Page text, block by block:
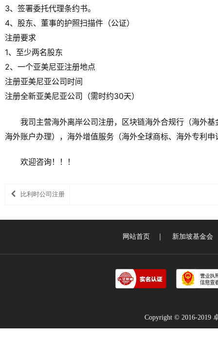
3、签署委托代理条约书。
4、股东、董事的护照扫描件（公证）
注册要求
1、至少两名股东
2、一个亚美尼亚注册地点
注册亚美尼亚公司时间
注册全新亚美尼亚公司（需时约30天）
我司主营海外离岸公司注册，区块链海外合规行（海外
海外账户办理），海外增值服务（海外全球商标、海外专利
欢迎咨询！！！
比利时公司注册
网站首页 新加坡基金会
Copyright © 2016-2019